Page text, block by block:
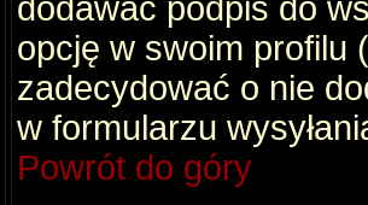
dodawać podpis do
opcję w swoim profilu
zadecydować o nie
w formularzu
Powrót do góry